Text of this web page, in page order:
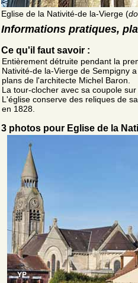
Eglise de la Nativité-de la-Vierge (
Informations pratiques,
Ce qu'il faut savoir :
Entièrement détruite pendant la
Nativité-de la-Vierge de Sempigny
plans de l'architecte Michel Baron.
La tour-clocher avec sa coupole
L'église conserve des reliques de
en 1828.
3 photos pour Eglise de la